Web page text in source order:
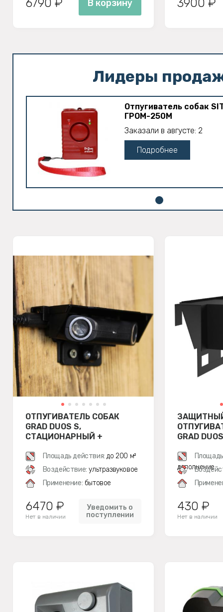
6790 ₽ В корзину 3900 ₽
Лидеры
Отпугиватель собак
ГРОМ-250M
Заказали в августе: 2
Подробнее
ОТПУГИВАТЕЛЬ СОБАК
GRAD DUOS S,
СТАЦИОНАРНЫЙ +
(КОМПЛЕКТ)
Площадь действия: до 200 м²
Воздействие: ультразвуковое
Применение: бытовое
6470 ₽
Нет в наличии
Уведомить о
поступлении
GRAD
дополнение
430 ₽
Нет в наличии